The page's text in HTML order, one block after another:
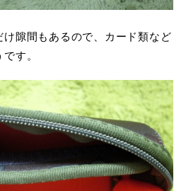
隙間もあるので、カード類など
す。